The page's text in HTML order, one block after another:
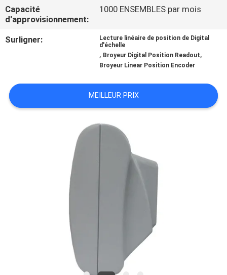
CONTACTEZ-
NOUS
CAS
Capacité
d'approvisionnement:
1000 ENSEMBLES par mois
Surligner:
Lecture linéaire de position de Digital
d'échelle
, Broyeur Digital Position Readout,
Broyeur Linear Position Encoder
MEILLEUR PRIX